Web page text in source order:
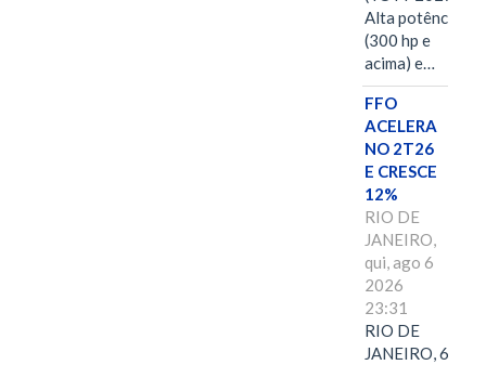
Alta potência
(300 hp e
acima) e…
FFO
ACELERA
NO 2T26
E CRESCE
12%
RIO DE
JANEIRO,
qui, ago 6
2026
23:31
RIO DE
JANEIRO, 6 de